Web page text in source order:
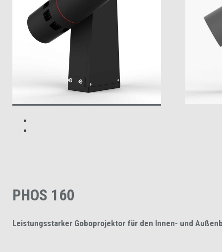
PHOS 160
Leistungsstarker Goboprojektor für den Innen- und